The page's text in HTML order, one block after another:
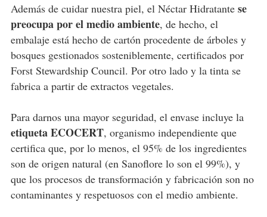
Además de cuidar nuestra piel, el Néctar Hidratante se
preocupa por el medio ambiente, de hecho, el
embalaje está hecho de cartón procedente de árboles y
bosques gestionados sosteniblemente, certificados por
Forst Stewardship Council. Por otro lado y la tinta se
fabrica a partir de extractos vegetales.
Para darnos una mayor seguridad, el envase incluye la
etiqueta ECOCERT, organismo independiente que
certifica que, por lo menos, el 95% de los ingredientes
son de origen natural (en Sanoflore lo son el 99%), y
que los procesos de transformación y fabricación son no
contaminantes y respetuosos con el medio ambiente.